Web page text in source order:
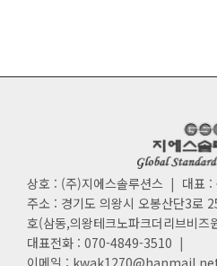
상호 : (주)지에스솔루션스 | 대표 :
주소 : 경기도 의왕시 오봉산단3로
호(삼동,의왕테크노파크더리브비즈
대표전화 : 070-4849-3510 |
이메일 :